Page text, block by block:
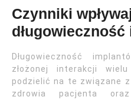
Czynniki
Długowieczność
złożonej interakcji
podzielić na te związane
zdrowia pacjenta oraz